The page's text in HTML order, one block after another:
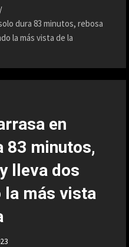
dura 83 minutos, rebosa
la más vista de la
en
83 minutos,
lleva dos
la más vista